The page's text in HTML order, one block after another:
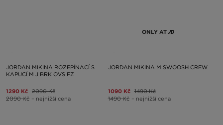
JORDAN MIKINA ROZEPÍNACÍ S
KAPUCÍ M J BRK OVS FZ
1290 Kč 2090 Kč
2090 Kč – nejnižší cena
ONLY AT
JORDAN MIKINA M SWOOSH CREW
1090 Kč 1490 Kč
1490 Kč – nejnižší cena